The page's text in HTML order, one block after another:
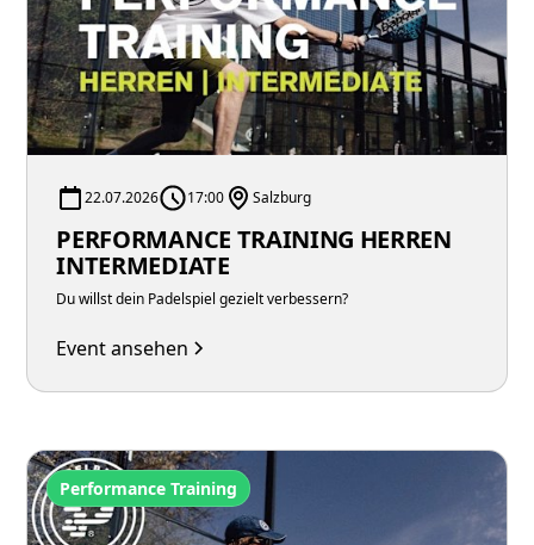
22.07.2026 17:00 Salzburg
PERFORMANCE TRAINING HERREN
INTERMEDIATE
Du willst dein Padelspiel gezielt verbessern?
Event ansehen
Performance Training